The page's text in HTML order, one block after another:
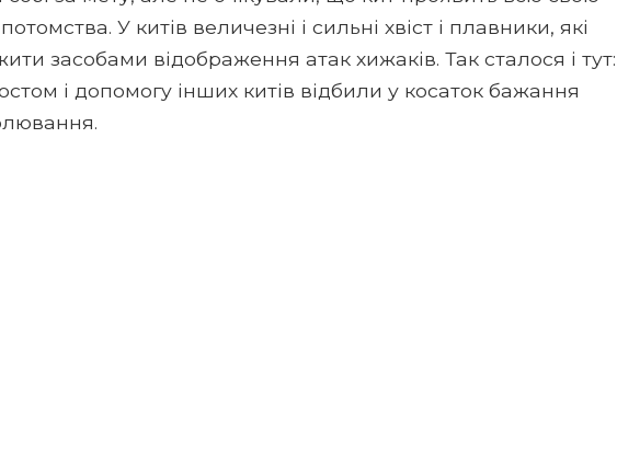
У китів величезні і сильні хвіст і плавники, які
засобами відображення атак хижаків. Так сталося і тут:
і допомогу інших китів відбили у косаток бажання